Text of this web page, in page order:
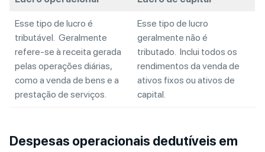
Esse tipo de lucro é
tributável. Geralmente
refere-se à receita gerada
pelas operações diárias,
como a venda de bens e a
prestação de serviços.
Esse tipo de lucro
geralmente não é
tributado. Inclui todos os
rendimentos da venda de
ativos fixos ou ativos de
capital.
Despesas operacionais dedutíveis em